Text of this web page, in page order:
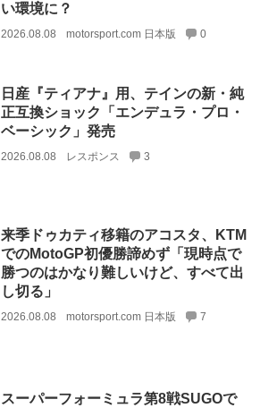
い環境に？
2026.08.08 motorsport.com 日本版 0
日産『ティアナ』用、テインの新・純
正互換ショック「エンデュラ・プロ・
ベーシック」発売
2026.08.08 レスポンス 3
来季ドゥカティ移籍のアコスタ、KTM
でのMotoGP初優勝諦めず「現時点で
勝つのはかなり難しいけど、すべて出
し切る」
2026.08.08 motorsport.com 日本版 7
スーパーフォーミュラ第8戦SUGOで